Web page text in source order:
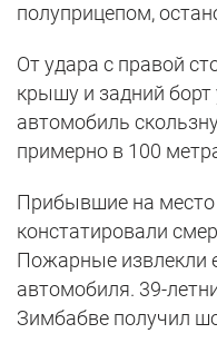
полуприцепом,
От удара с правой
крышу и задний борт
автомобиль
примерно в 100
Прибывшие на
констатировали
Пожарные извлекли
автомобиля. 39-
Зимбабве получил